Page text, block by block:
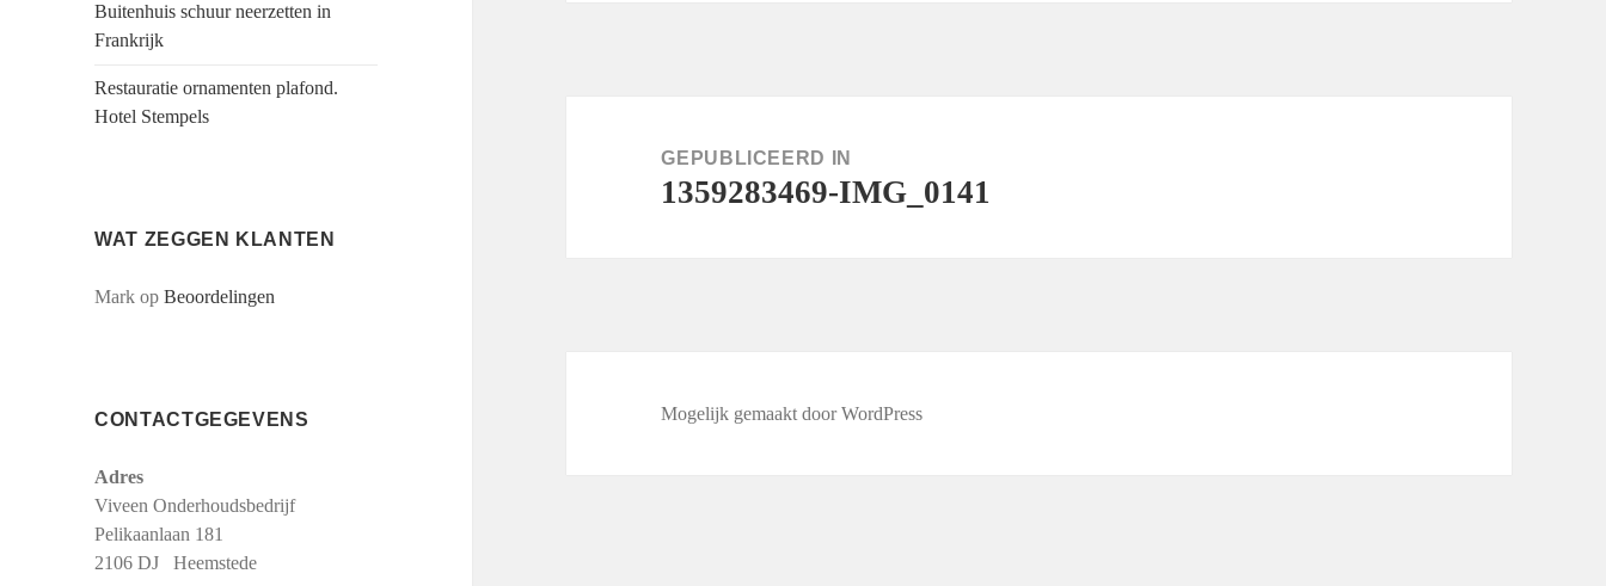
Buitenhuis schuur neerzetten in
Frankrijk
Restauratie ornamenten plafond.
Hotel Stempels
WAT ZEGGEN KLANTEN
Mark opBeoordelingen
CONTACTGEGEVENS
Adres
Viveen Onderhoudsbedrijf
Pelikaanlaan 181
2106 DJ Heemstede
GEPUBLICEERD IN
1359283469-IMG_0141
Mogelijk gemaakt door WordPress